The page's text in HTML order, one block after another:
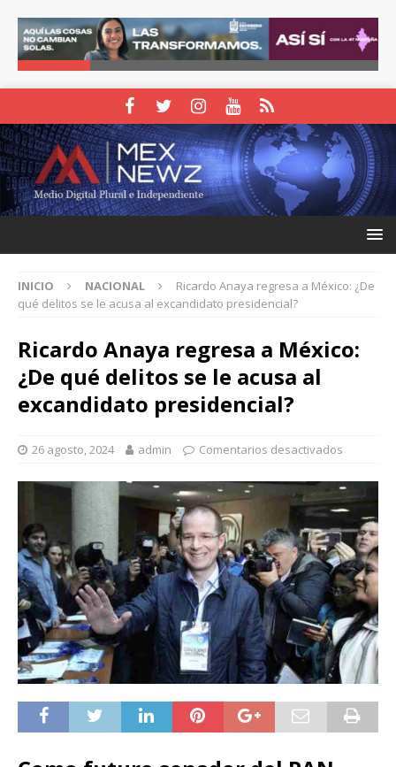
INICIO NACIONAL
Ricardo Anaya regresa a México: ¿De
qué delitos se le acusa al excandidato presidencial?
Ricardo Anaya regresa a México:
¿De qué delitos se le acusa al
excandidato presidencial?
26 agosto, 2024 admin Comentarios desactivados